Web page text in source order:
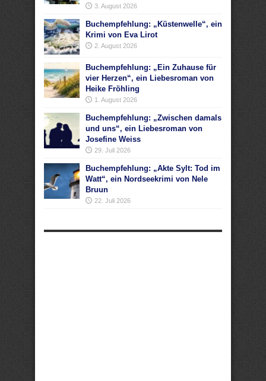
3. August 2026
Buchempfehlung: „Küstenwelle“, ein
Krimi von Eva Lirot
2. August 2026
Buchempfehlung: „Ein Zuhause für
vier Herzen“, ein Liebesroman von
Heike Fröhling
1. August 2026
Buchempfehlung: „Zwischen damals
und uns“, ein Liebesroman von
Josefine Weiss
29. Juli 2026
Buchempfehlung: „Akte Sylt: Tod im
Watt“, ein Nordseekrimi von Nele
Bruun
22. Juli 2026